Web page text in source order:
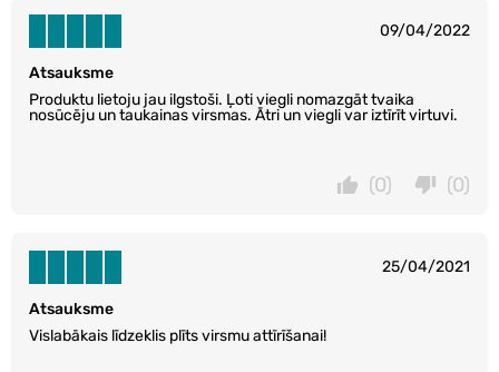
09/04/2022
Atsauksme
Produktu lietoju jau ilgstoši. Ļoti viegli nomazgāt tvaika
nosūcēju un taukainas virsmas. Ātri un viegli var iztīrīt virtuvi.
(0)
(0)
25/04/2021
Atsauksme
Vislabākais līdzeklis plīts virsmu attīrīšanai!